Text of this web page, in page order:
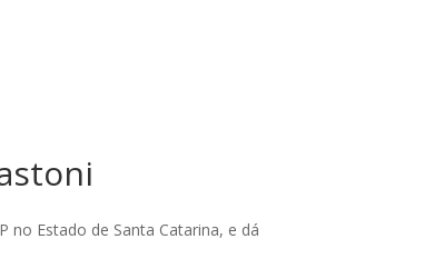
no Estado de Santa Catarina, e dá